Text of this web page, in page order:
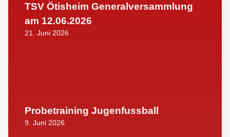
TSV Ötisheim Generalversammlung
am 12.06.2026
21. Juni 2026
Probetraining Jugenfussball
9. Juni 2026